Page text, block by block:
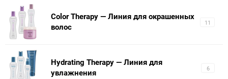
11
Color Therapy — Линия для окрашенных
волос
6
Hydrating Therapy — Линия для
увлажнения